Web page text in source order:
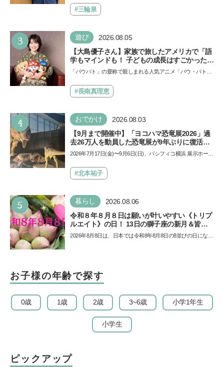
も…#三輪泉
3 遊び 2026.08.05
【大島優子さん】家族で旅したアメリカで「語
学もマインドも！ 子どもの成長はすごかった」
声優をつとめた映画『パウ・パトロール ザ・ダ
できると子どもに知ってほしい
「パウパト」の愛称で親しまれる人気アニメ「パウ・パトロ
ザ…#長南真理恵
4 おでかけ 2026.08.03
【9月まで開催中】「ヨコハマ恐竜展2026」過
去26万人を動員した恐竜展が9年ぶりに復活！
夏休みのおでかけで楽しむポイントを完全ガイ
2026年7月17日(金)〜9月6日(日)、パシフィコ横浜 展示ホール
催…#北本祐子
5 暮らし 2026.08.06
令和８年８月８日は願いが叶いやすい《トリプ
ルエイト》の日！ 13日の獅子座の新月＆皆既
日食の影響にも注目
2026年8月8日は、日本では令和8年8月8日の8並びの日になり
お子様の年齢で探す
0歳 1歳 2歳 3~6歳 小学1年生
小学生
ピックアップ